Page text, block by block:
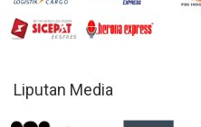
Liputan Media